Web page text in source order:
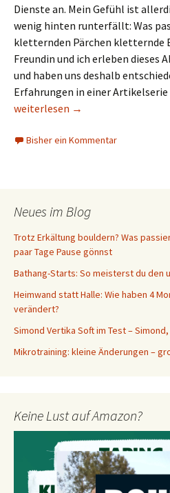
Dienste an. Mein Gefühl ist
wenig hinten runterfällt: Was
kletternden Pärchen kletternde
Freundin und ich erleben dieses
und haben uns deshalb
Erfahrungen in einer
Kletternde Eltern: Wenn aus zwei
weiterlesen →
Bisher ein Kommentar
Neues im Blog
Trotz Erkältung bouldern? Was
paar Tage Pause gönnst
Bathang-Starts: So meisterst du
Heimwand statt Halle: Wie haben 4
verändert?
Simond Vertika Soft im Test –
Mikrotraining: kleine Änderungen –
Keine Lust auf Amazon?